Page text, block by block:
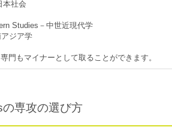
本社会
Studies－中世近現代学
ジア学
門もマイナーとして取ることができます。
専攻の選び方